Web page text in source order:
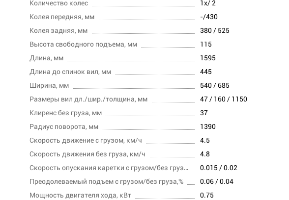
Количество колес
1x/ 2
Колея передняя, мм
-/430
Колея задняя, мм
380 / 525
Высота свободного подъема, мм
115
Длина, мм
1595
Длина до спинок вил, мм
445
Ширина, мм
540 / 685
Размеры вил дл./шир./толщина, мм
47 / 160 / 1150
Клиренс без груза, мм
37
Радиус поворота, мм
1390
Скорость движение с грузом, км/ч
4.5
Скорость движения без груза, км/ч
4.8
Скорость опускания каретки с грузом/без груза,м/сек
0.015 / 0.02
Преодолеваемый подъем с грузом/без груза,%
0.06 / 0.04
Мощность двигателя хода, кВт
0.75